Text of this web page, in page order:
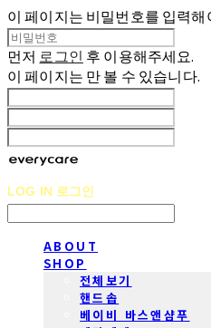
이 페이지는 비밀번호를 입력해
먼저 로그인 후 이용해주세요.
이 페이지는 만 볼 수 있습니다.
LOG IN 로그인
ABOUT
SHOP
전체보기
핸드솝
베이비 바스앤샴푸